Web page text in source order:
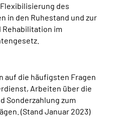
des
in den Ruhestand und zur
Rehabilitation im
auf die häufigsten Fragen
Arbeiten über die
Sonderzahlung zum
(Stand Januar 2023)